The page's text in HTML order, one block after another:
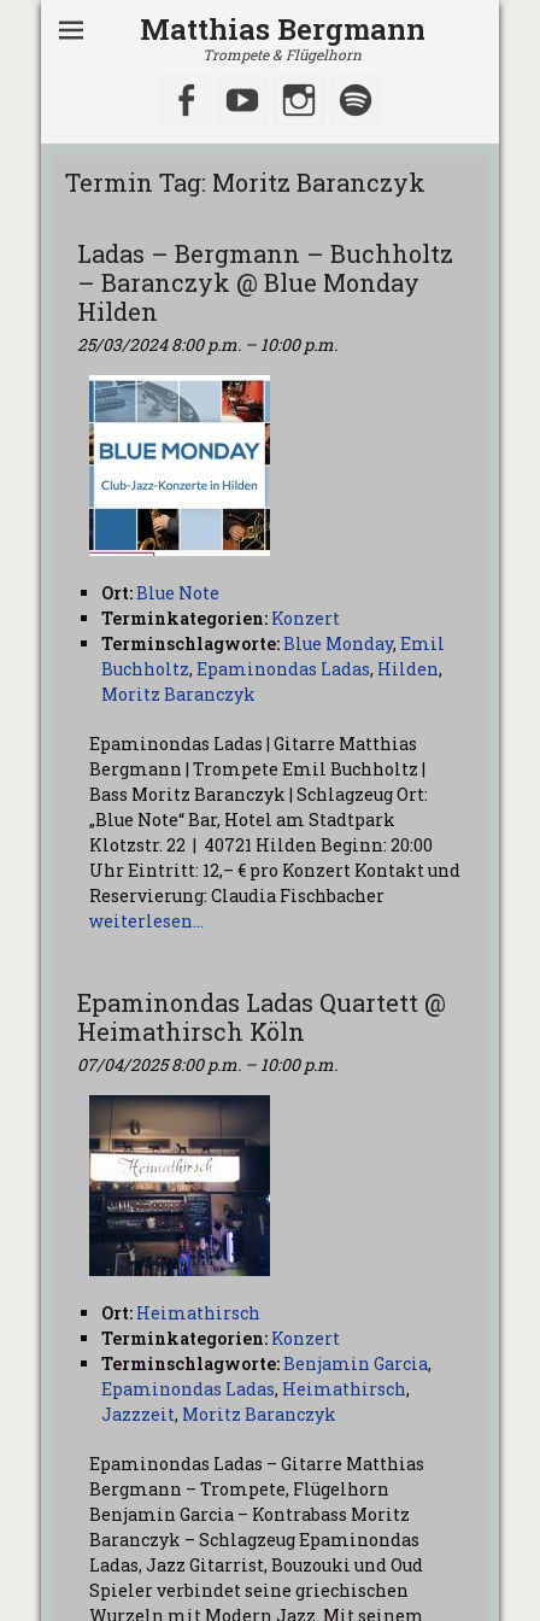
Matthias Bergmann
Trompete & Flügelhorn
Facebook
YouTubeInstagram
Termin Tag: Moritz Baranczyk
Ladas – Bergmann – Buchholtz
– Baranczyk @ Blue Monday
Hilden
25/03/2024 8:00 p.m. – 10:00 p.m.
Ort:Blue Note
Terminkategorien: Konzert
Terminschlagworte:Blue Monday, Emil
Buchholtz, Epaminondas Ladas, Hilden,
Moritz Baranczyk
Epaminondas Ladas | Gitarre Matthias
Bergmann | Trompete Emil Buchholtz |
Bass Moritz Baranczyk | Schlagzeug Ort:
„Blue Note“ Bar, Hotel am Stadtpark
Klotzstr. 22 | 40721 Hilden Beginn: 20:00
Uhr Eintritt: 12,– € pro Konzert Kontakt und
Reservierung: Claudia Fischbacher
weiterlesen…
Epaminondas Ladas Quartett @
Heimathirsch Köln
07/04/2025 8:00 p.m. – 10:00 p.m.
Ort: Heimathirsch
Terminkategorien: Konzert
Terminschlagworte:Benjamin Garcia,
Epaminondas Ladas, Heimathirsch,
Jazzzeit, Moritz Baranczyk
Epaminondas Ladas – Gitarre Matthias
Bergmann – Trompete, Flügelhorn
Benjamin Garcia – Kontrabass Moritz
Baranczyk – Schlagzeug Epaminondas
Ladas, Jazz Gitarrist, Bouzouki und Oud
Spieler verbindet seine griechischen
Wurzeln mit Modern Jazz. Mit seinem